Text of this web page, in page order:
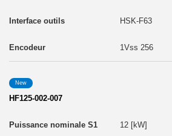
HSK-F63
1Vss 256
New
HF125-002-007
12 [kW]